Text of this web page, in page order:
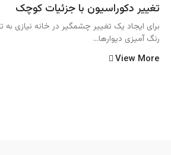
تغییر دکوراسیون با جزئیات کوچک
برای ایجاد یک تغییر چشمگیر در خانه نیازی
رنگ آمیزی دیوارها...
View More